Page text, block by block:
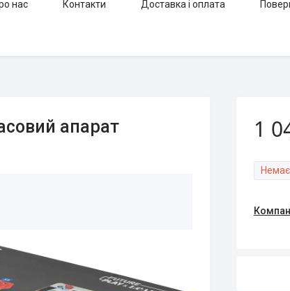
нас Контакти Доставка і оплата
апарат 1
Немає